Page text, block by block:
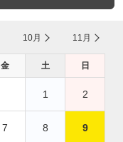
10月 11月
金 土 日
1 2
7 8 9